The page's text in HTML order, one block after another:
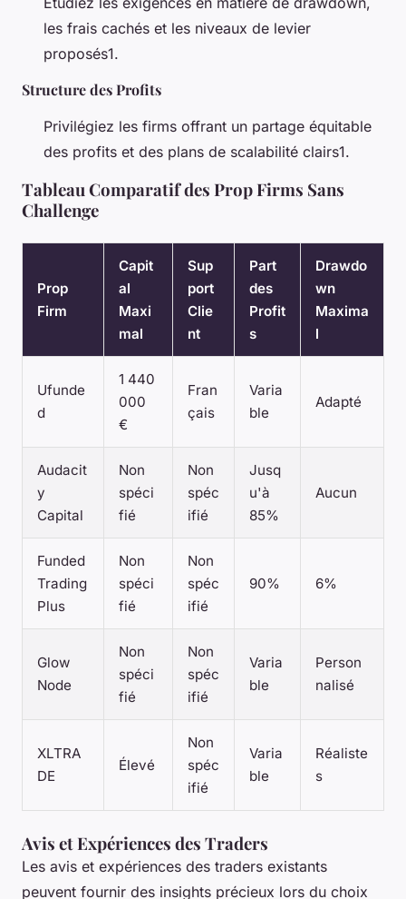
les frais cachés et les niveaux de levier
proposés1.
Structure des Profits
Privilégiez les firms offrant un partage équitable
des profits et des plans de scalabilité clairs1.
Tableau Comparatif des Prop Firms Sans
Challenge
Prop
Firm
Capit
al
Maxi
mal
Sup
port
Clie
nt
Part
des
Profit
s
Drawdo
wn
Maxima
l
Ufunde
d
1 440
000
€
Fran
çais
Varia
ble
Adapté
Audacit
y
Capital
Non
spéci
fié
Non
spéc
ifié
Jusq
u'à
85%
Aucun
Funded
Trading
Plus
Non
spéci
fié
Non
spéc
ifié
90% 6%
Glow
Node
Non
spéci
fié
Non
spéc
ifié
Varia
ble
Person
nalisé
XLTRA
DE
Élevé
Non
spéc
ifié
Varia
ble
Réaliste
s
Avis et Expériences des Traders
Les avis et expériences des traders existants
peuvent fournir des insights précieux lors du choix